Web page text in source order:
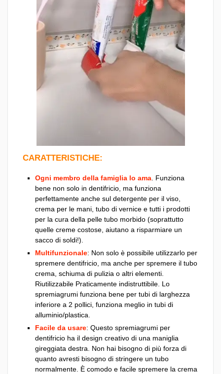
CARATTERISTICHE:
Ogni membro della famiglia lo ama . Funziona
bene non solo in dentifricio, ma funziona
perfettamente anche sul detergente per il viso,
crema per le mani, tubo di vernice e tutti i prodotti
per la cura della pelle tubo morbido (soprattutto
quelle creme costose, aiutano a risparmiare un
sacco di soldi!).
Multifunzionale: Non solo è possibile utilizzarlo per
spremere dentifricio, ma anche per spremere il tubo
crema, schiuma di pulizia o altri elementi.
Riutilizzabile Praticamente indistruttibile. Lo
spremiagrumi funziona bene per tubi di larghezza
inferiore a 2 pollici, funziona meglio in tubi di
alluminio/plastica.
Facile da usare: Questo spremiagrumi per
dentifricio ha il design creativo di una maniglia
gireggiata destra. Non hai bisogno di più forza di
quanto avresti bisogno di stringere un tubo
normalmente. È comodo e facile spremere la crema